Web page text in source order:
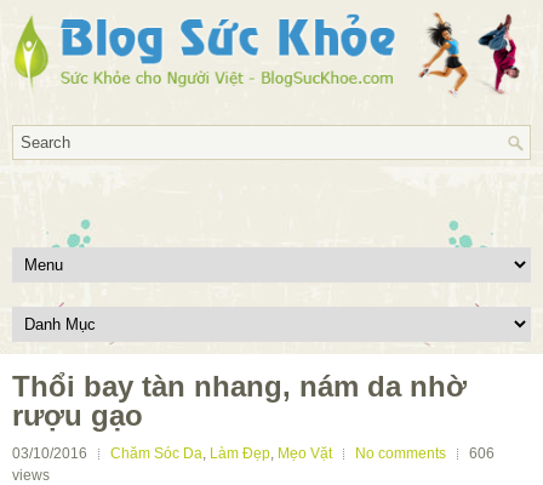
Thổi bay tàn nhang, nám da nhờ
rượu gạo
03/10/2016 Chăm Sóc Da, Làm Đẹp, Mẹo Vặt No comments
606
views